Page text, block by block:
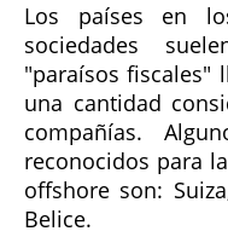
Los países en
sociedades
"paraísos fiscales"
una cantidad
compañías.
reconocidos para
offshore son:
Belice.